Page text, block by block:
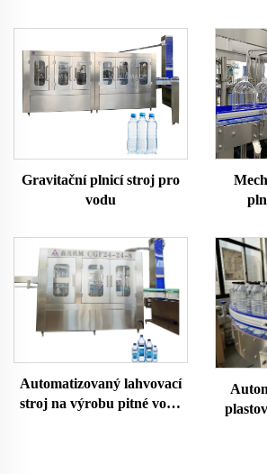
Gravitační plnicí stroj pro
vodu
Automatizovaný lahvovací
stroj na výrobu pitné vody